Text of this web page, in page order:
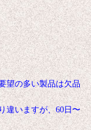
望の多い製品は欠品
違いますが、60日〜